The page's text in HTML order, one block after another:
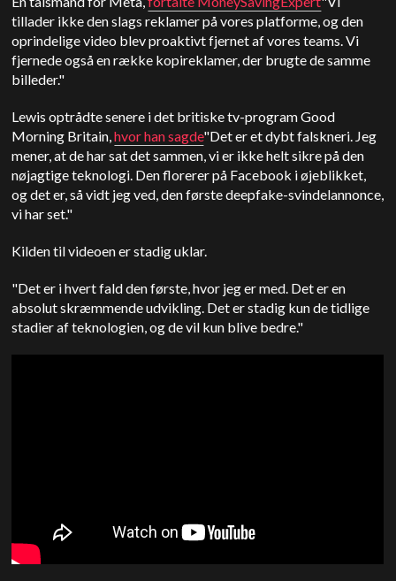
tillader ikke den slags reklamer på vores platforme, og den
oprindelige video blev proaktivt fjernet af vores teams. Vi
fjernede også en række kopireklamer, der brugte de samme
billeder."
Lewis optrådte senere i det britiske tv-program Good
Morning Britain,hvor han sagde"Det er et dybt falskneri. Jeg
mener, at de har sat det sammen, vi er ikke helt sikre på den
nøjagtige teknologi. Den florerer på Facebook i øjeblikket,
og det er, så vidt jeg ved, den første deepfake-svindelannonce,
vi har set."
Kilden til videoen er stadig uklar.
"Det er i hvert fald den første, hvor jeg er med. Det er en
absolut skræmmende udvikling. Det er stadig kun de tidlige
stadier af teknologien, og de vil kun blive bedre."